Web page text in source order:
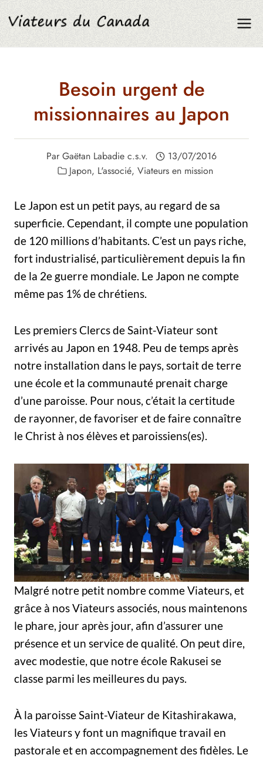
Aller
au
contenu
Besoin urgent de
missionnaires au Japon
ParGaëtan Labadie c.s.v.
13/07/2016
Japon, L'associé,Viateurs en mission
Le Japon est un petit pays, au regard de sa
superficie. Cependant, il compte une population
de 120 millions d’habitants. C’est un pays riche,
fort industrialisé, particulièrement depuis la fin
de la 2e guerre mondiale. Le Japon ne compte
même pas 1% de chrétiens.
Les premiers Clercs de Saint-Viateur sont
arrivés au Japon en 1948. Peu de temps après
notre installation dans le pays, sortait de terre
une école et la communauté prenait charge
d’une paroisse. Pour nous, c’était la certitude
de rayonner, de favoriser et de faire connaître
le Christ à nos élèves et paroissiens(es).
Malgré notre petit nombre comme Viateurs, et
grâce à nos Viateurs associés, nous maintenons
le phare, jour après jour, afin d’assurer une
présence et un service de qualité. On peut dire,
avec modestie, que notre école Rakusei se
classe parmi les meilleures du pays.
À la paroisse Saint-Viateur de Kitashirakawa,
les Viateurs y font un magnifique travail en
pastorale et en accompagnement des fidèles. Le